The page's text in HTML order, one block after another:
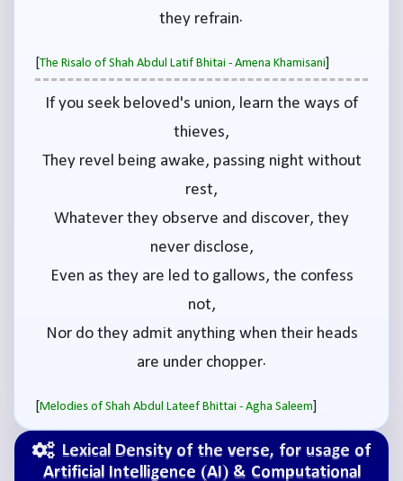
Lexical Density of the verse, for usage of
Artificial Intelligence (AI) & Computational
they refrain.
[The Risalo of Shah Abdul Latif Bhitai - Amena Khamisani
If you seek beloved's union, learn the ways of
thieves,
They revel being awake, passing night without
rest,
Whatever they observe and discover, they
never disclose,
Even as they are led to gallows, the confess
not,
Nor do they admit anything when their heads
are under chopper.
[Melodies of Shah Abdul Lateef Bhittai - Agha Saleem